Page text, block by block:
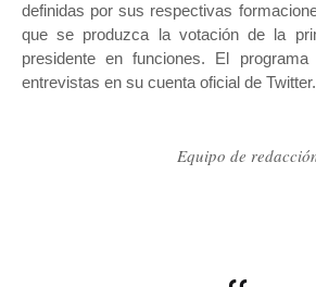
definidas por sus respectivas
que se produzca la votación de la
presidente en funciones. El
entrevistas en su cuenta oficial de Twitter.
Equipo de